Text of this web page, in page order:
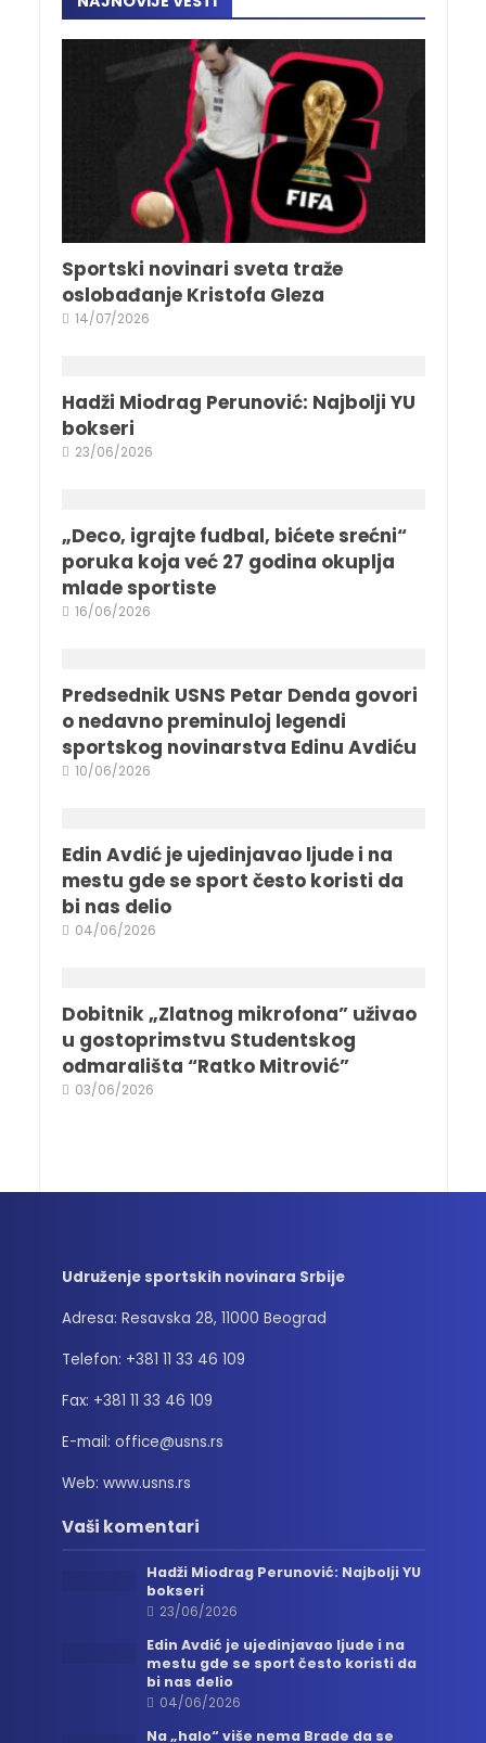
Sportski novinari sveta traže
oslobađanje Kristofa Gleza
14/07/2026
Hadži Miodrag Perunović: Najbolji YU
bokseri
23/06/2026
„Deco, igrajte fudbal, bićete srećni“
poruka koja već 27 godina okuplja
mlade sportiste
16/06/2026
Predsednik USNS Petar Denda govori
o nedavno preminuloj legendi
sportskog novinarstva Edinu Avdiću
10/06/2026
Edin Avdić je ujedinjavao ljude i na
mestu gde se sport često koristi da
bi nas delio
04/06/2026
Dobitnik „Zlatnog mikrofona” uživao
u gostoprimstvu Studentskog
odmarališta “Ratko Mitrović”
03/06/2026
Udruženje sportskih novinara Srbije
Adresa: Resavska 28, 11000 Beograd
Telefon: +381 11 33 46 109
Fax: +381 11 33 46 109
E-mail: office@usns.rs
Web: www.usns.rs
Vaši komentari
Hadži Miodrag Perunović: Najbolji YU
bokseri
23/06/2026
Edin Avdić je ujedinjavao ljude i na
mestu gde se sport često koristi da
bi nas delio
04/06/2026
Na „halo“ više nema Brade da se